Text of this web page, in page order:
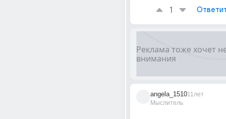
1
angela_1510
Мыслитель
11лет